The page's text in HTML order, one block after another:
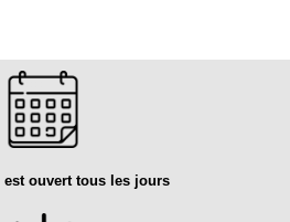
est ouvert tous les jours